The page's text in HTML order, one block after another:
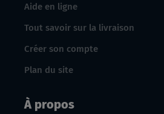
Aide en ligne
Tout savoir sur la livraison
Créer son compte
Plan du site
À propos